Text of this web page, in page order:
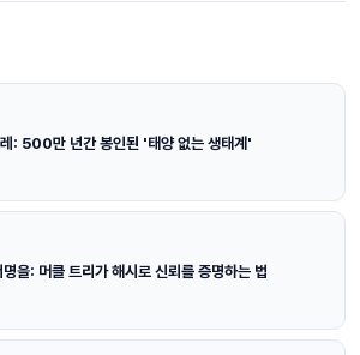
: 500만 년간 봉인된 '태양 없는 생태계'
을: 머클 트리가 해시로 신뢰를 증명하는 법